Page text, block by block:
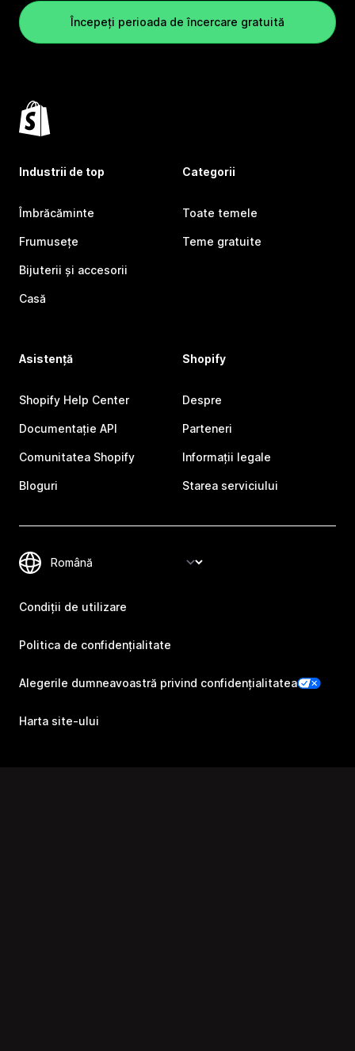
Începeți perioada de încercare gratuită
Industrii de top
Îmbrăcăminte
Frumusețe
Bijuterii și accesorii
Casă
Categorii
Toate temele
Teme gratuite
Asistență
Shopify Help Center
Documentație API
Comunitatea Shopify
Bloguri
Shopify
Despre
Parteneri
Informații legale
Starea serviciului
Condiții de utilizare
Politica de confidențialitate
Alegerile dumneavoastră privind confidențialitatea
Harta site-ului